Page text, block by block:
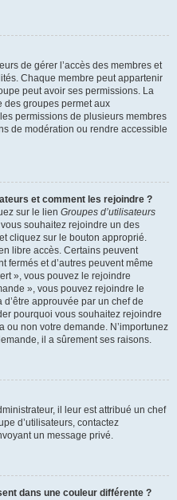
de gérer l’accès des membres et
Chaque membre peut appartenir
peut avoir ses permissions. La
des groupes permet aux
permissions de plusieurs membres
de modération ou rendre accessible
et comment les rejoindre ?
sur le lien Groupes d’utilisateurs
souhaitez rejoindre un des
cliquez sur le bouton approprié.
libre accès. Certains peuvent
fermés et d’autres peuvent même
», vous pouvez le rejoindre
», vous pouvez rejoindre le
approuvée par un chef de
pourquoi vous souhaitez rejoindre
ou non votre demande. N’importunez
il a sûrement ses raisons.
il leur est attribué un chef
d’utilisateurs, contactez
un message privé.
dans une couleur différente ?